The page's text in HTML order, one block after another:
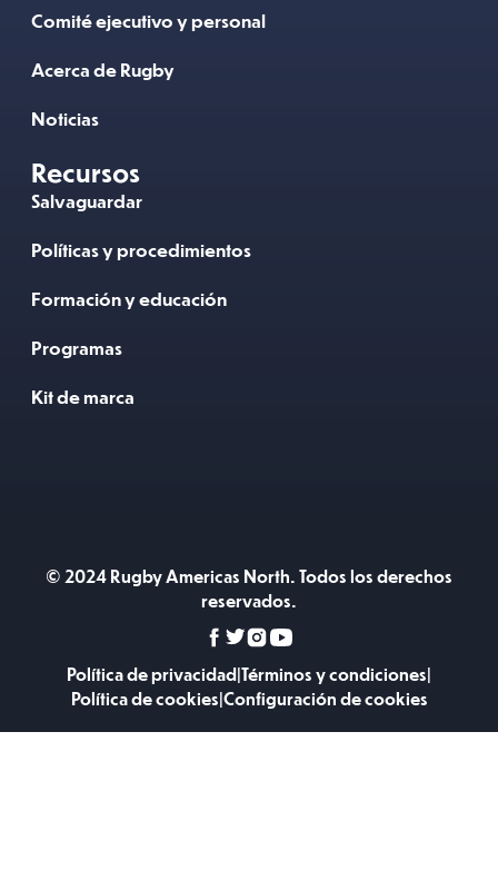
Comité ejecutivo y personal
Acerca de Rugby
Noticias
Recursos
Salvaguardar
Políticas y procedimientos
Formación y educación
Programas
Kit de marca
© 2024 Rugby Americas North. Todos los derechos
reservados.
Política de privacidad|Términos y condiciones|
Política de cookies|Configuración de cookies